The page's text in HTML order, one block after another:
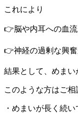
これにより
👉脳や内耳への血
👉神経の過剰な興奮
結果として、めまい
このような方はご相
・めまいが長く続い